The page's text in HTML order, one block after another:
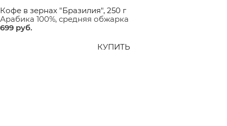
Кофе в зернах "Бразилия", 250 г
Арабика 100%, средняя обжарка
699 руб.
КУПИТЬ